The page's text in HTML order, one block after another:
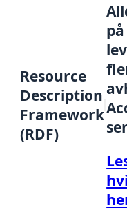
Resource
Description
Framework
(RDF)